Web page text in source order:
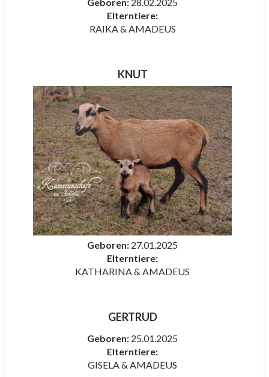
Elterntiere:
RAIKA & AMADEUS
KNUT
Geboren: 27.01.2025
Elterntiere:
KATHARINA & AMADEUS
GERTRUD
Geboren: 25.01.2025
Elterntiere:
GISELA & AMADEUS